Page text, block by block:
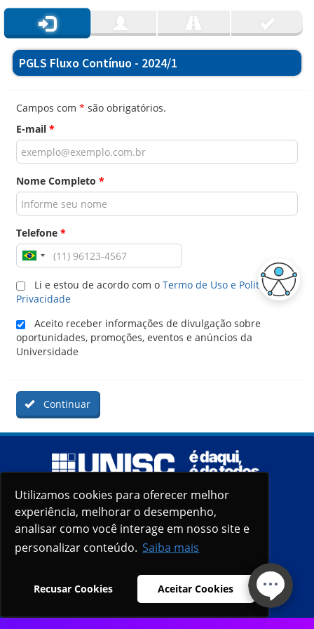
Utilizamos cookies para oferecer melhor
experiência, melhorar o desempenho,
analisar como você interage em nosso site e
personalizar conteúdo. Saiba mais
Recusar Cookies Aceitar Cookies
Utilizamos cookies para oferecer melhor
experiência, melhorar o desempenho,
analisar como você interage em nosso site e
personalizar conteúdo. Saiba mais
Recusar Cookies Aceitar Cookies
PGLS Fluxo Contínuo - 2024/1
Campos com * são obrigatórios.
E-mail *
Nome Completo *
Telefone *
Li e estou de acordo com o Termo de Uso e Politica de
Privacidade
Aceito receber informações de divulgação sobre
oportunidades, promoções, eventos e anúncios da
Universidade
Continuar